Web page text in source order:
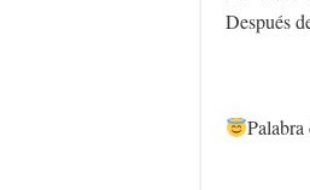
Después